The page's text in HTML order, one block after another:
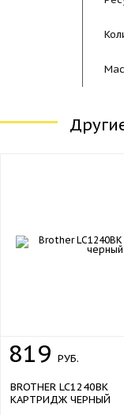
819 РУБ.
BROTHER LC1240BK
КАРТРИДЖ ЧЕРНЫЙ